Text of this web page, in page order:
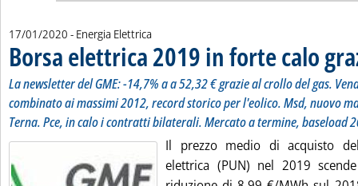
17/01/2020 - Energia Elettrica
Borsa elettrica 2019 in forte calo
La newsletter del GME: -14,7% a a 52,32 € grazie al crollo del gas.
combinato ai massimi 2012, record storico per l'eolico. Msd, nuovo
Terna. Pce, in calo i contratti bilaterali. Mercato a termine, baseload
Il prezzo medio di acquisto
elettrica (PUN) nel 2019